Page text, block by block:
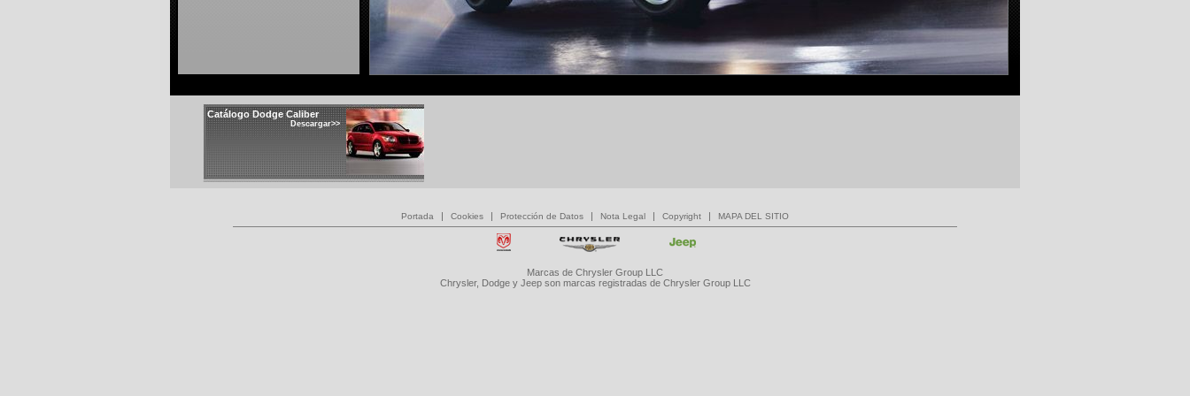
Catálogo Dodge Caliber
Descargar>>
Portada | Cookies | Protección de Datos | Nota Legal | Copyright | MAPA DEL SITIO
Marcas de Chrysler Group LLC
Chrysler, Dodge y Jeep son marcas registradas de Chrysler Group LLC